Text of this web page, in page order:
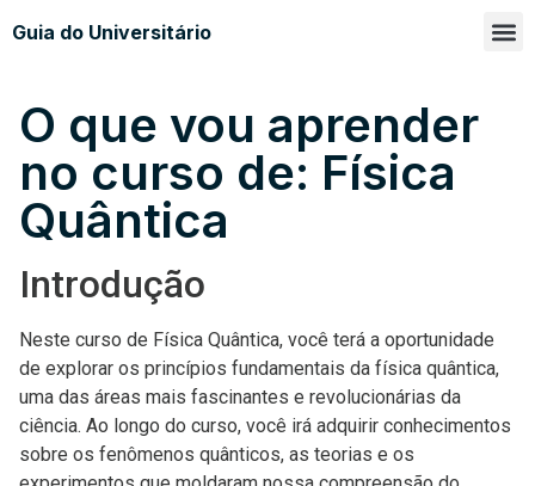
Guia do Universitário
O que vou aprender
no curso de: Física
Quântica
Introdução
Neste curso de Física Quântica, você terá a oportunidade
de explorar os princípios fundamentais da física quântica,
uma das áreas mais fascinantes e revolucionárias da
ciência. Ao longo do curso, você irá adquirir conhecimentos
sobre os fenômenos quânticos, as teorias e os